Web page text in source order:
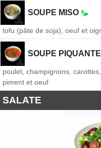
SOUPE MISO
tofu (pâte de soja), oeuf et
SOUPE PIQUANTE
poulet, champignons,
piment et oeuf
SALATE